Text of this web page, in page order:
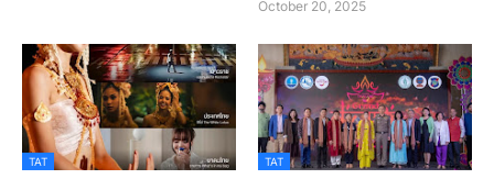
October 20, 2025
TAT TAT